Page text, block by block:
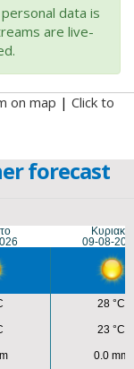
data is
are live-
on map | Click to
forecast